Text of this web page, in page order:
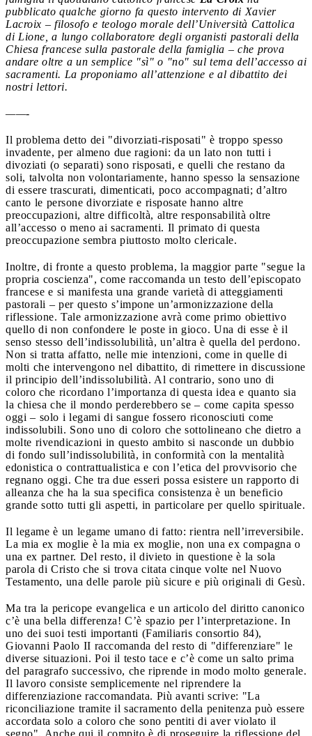
pubblicato qualche giorno fa questo intervento di Xavier
Lacroix – filosofo e teologo morale dell’Università Cattolica
di Lione, a lungo collaboratore degli organisti pastorali della
Chiesa francese sulla pastorale della famiglia – che prova
andare oltre a un semplice "sì" o "no" sul tema dell’accesso ai
sacramenti. La proponiamo all’attenzione e al dibattito dei
nostri lettori.
——-
Il problema detto dei "divorziati-risposati" è troppo spesso
invadente, per almeno due ragioni: da un lato non tutti i
divoziati (o separati) sono risposati, e quelli che restano da
soli, talvolta non volontariamente, hanno spesso la sensazione
di essere trascurati, dimenticati, poco accompagnati; d’altro
canto le persone divorziate e risposate hanno altre
preoccupazioni, altre difficoltà, altre responsabilità oltre
all’accesso o meno ai sacramenti. Il primato di questa
preoccupazione sembra piuttosto molto clericale.
Inoltre, di fronte a questo problema, la maggior parte "segue la
propria coscienza", come raccomanda un testo dell’episcopato
francese e si manifesta una grande varietà di atteggiamenti
pastorali – per questo s’impone un’armonizzazione della
riflessione. Tale armonizzazione avrà come primo obiettivo
quello di non confondere le poste in gioco. Una di esse è il
senso stesso dell’indissolubilità, un’altra è quella del perdono.
Non si tratta affatto, nelle mie intenzioni, come in quelle di
molti che intervengono nel dibattito, di rimettere in discussione
il principio dell’indissolubilità. Al contrario, sono uno di
coloro che ricordano l’importanza di questa idea e quanto sia
la chiesa che il mondo perderebbero se – come capita spesso
oggi – solo i legami di sangue fossero riconosciuti come
indissolubili. Sono uno di coloro che sottolineano che dietro a
molte rivendicazioni in questo ambito si nasconde un dubbio
di fondo sull’indissolubilità, in conformità con la mentalità
edonistica o contrattualistica e con l’etica del provvisorio che
regnano oggi. Che tra due esseri possa esistere un rapporto di
alleanza che ha la sua specifica consistenza è un beneficio
grande sotto tutti gli aspetti, in particolare per quello spirituale.
Il legame è un legame umano di fatto: rientra nell’irreversibile.
La mia ex moglie è la mia ex moglie, non una ex compagna o
una ex partner. Del resto, il divieto in questione è la sola
parola di Cristo che si trova citata cinque volte nel Nuovo
Testamento, una delle parole più sicure e più originali di Gesù.
Ma tra la pericope evangelica e un articolo del diritto canonico
c’è una bella differenza! C’è spazio per l’interpretazione. In
uno dei suoi testi importanti (Familiaris consortio 84),
Giovanni Paolo II raccomanda del resto di "differenziare" le
diverse situazioni. Poi il testo tace e c’è come un salto prima
del paragrafo successivo, che riprende in modo molto generale.
Il lavoro consiste semplicemente nel riprendere la
differenziazione raccomandata. Più avanti scrive: "La
riconciliazione tramite il sacramento della penitenza può essere
accordata solo a coloro che sono pentiti di aver violato il
segno". Anche qui il compito è di proseguire la riflessione del